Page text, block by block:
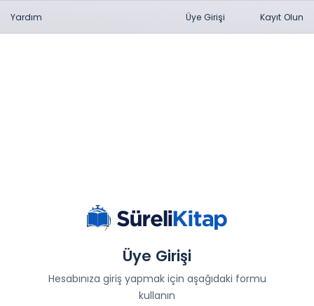
Yardım Üye Girişi Kayıt Olun
Üye Girişi
Hesabınıza giriş yapmak için aşağıdaki formu
kullanın